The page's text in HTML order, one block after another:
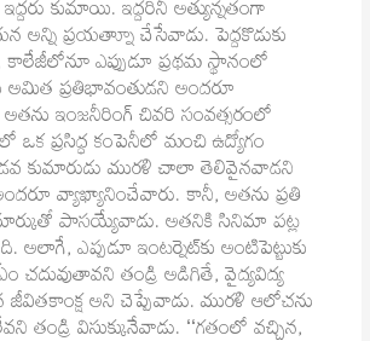
కుమాయి. ఇద్దరినీ అత్యున్నతంగా
అన్ని ప్రయత్నాూ చేసేవాడు. పెద్దకొడుకు
ఎప్పుడూ ప్రథమ స్థానంలో
అమిత ప్రతిభావంతుడని అందరూ
ఇంజనీరింగ్‌ చివరి సంవత్సరంలో
ఒక ప్రసిద్ధ కంపెనీలో మంచి ఉద్యోగం
కుమారుడు మురళి చాలా తెలివైనవాడని
వ్యాఖ్యానించేవారు. కానీ, అతను ప్రతి
మార్కుతో పాసయ్యేవాడు. అతనికి సినిమా పట్ల
అలాగే, ఎప్పడూ ఇంటర్నెట్‌కు అంటిపెట్టుకు
చదువుతావని తండ్రి అడిగితే, వైద్యవిద్య
జీవితకాంక్ష అని చెప్పేవాడు. మురళి ఆలోచను
తండ్రి విసుక్కునేవాడు. ‘‘గతంలో వచ్చిన,